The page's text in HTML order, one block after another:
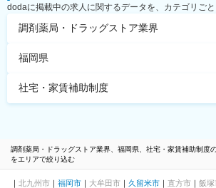
dodaに掲載中の求人に関するデータを、カテゴリごと
調剤薬局・ドラッグストア業界
福岡県
社宅・家賃補助制度
調剤薬局・ドラッグストア業界、福岡県、社宅・家賃補助制度
をエリアで絞り込む
北九州市 福岡市 大牟田市 久留米市 直方市 飯塚